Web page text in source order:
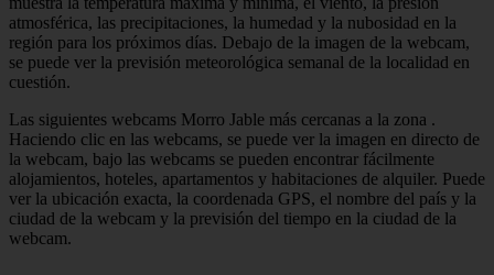
atmosférica, las precipitaciones, la humedad y la nubosidad en la
región para los próximos días. Debajo de la imagen de la webcam,
se puede ver la previsión meteorológica semanal de la localidad en
cuestión.
Las siguientes webcams Morro Jable más cercanas a la zona .
Haciendo clic en las webcams, se puede ver la imagen en directo de
la webcam, bajo las webcams se pueden encontrar fácilmente
alojamientos, hoteles, apartamentos y habitaciones de alquiler. Puede
ver la ubicación exacta, la coordenada GPS, el nombre del país y la
ciudad de la webcam y la previsión del tiempo en la ciudad de la
webcam.